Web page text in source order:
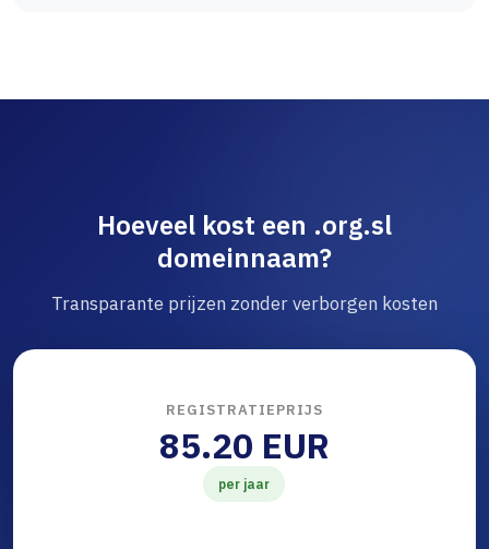
Hoeveel kost een .org.sl
domeinnaam?
Transparante prijzen zonder verborgen kosten
REGISTRATIEPRIJS
85.20 EUR
per jaar